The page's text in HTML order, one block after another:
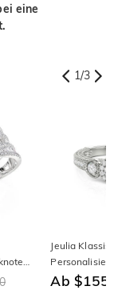
eine
1/3
Jeulia
Stein
Ab